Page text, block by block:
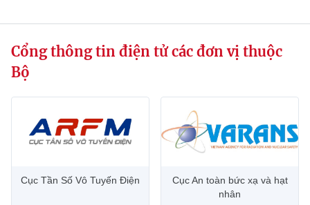
Trang chủ
Chức năng nhiệm vụ
Tin tức sự kiện
Hệ thống văn bản
Cổng thông tin điện tử các đơn vị thuộc
Bộ
Cục Tần Số Vô Tuyến Điện
Cục An toàn bức xạ và hạt
nhân